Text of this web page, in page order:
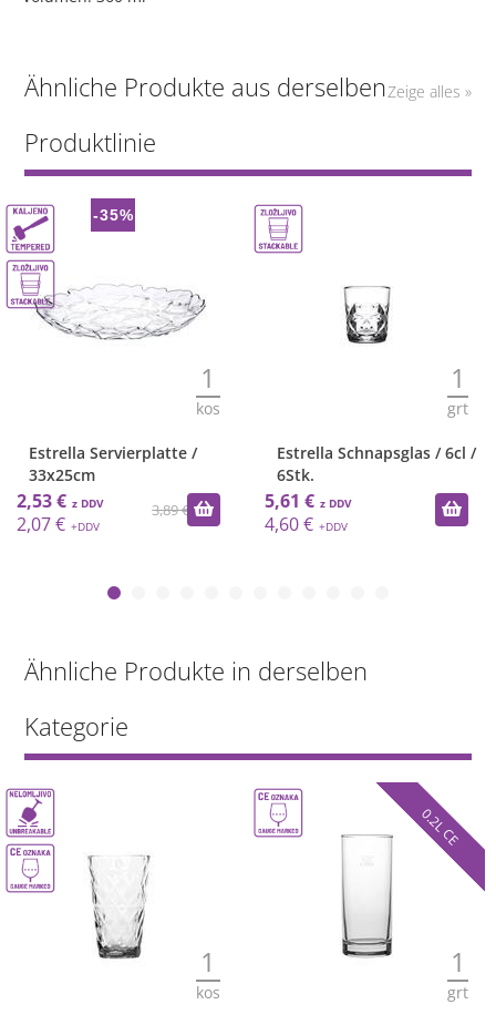
Ähnliche Produkte aus derselben
Produktlinie
Zeige alles »
-35%
1
kos
Estrella Servierplatte /
33x25cm
3,89 €
2,53 €
2,07 €
1
grt
Estrella Schnapsglas / 6cl /
6Stk.
5,61 €
4,60 €
Ähnliche Produkte in derselben
Kategorie
1
kos
1
grt
0.2L CE